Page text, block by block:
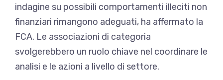
indagine su possibili comportamenti illeciti non
finanziari rimangono adeguati, ha affermato la
FCA. Le associazioni di categoria
svolgerebbero un ruolo chiave nel coordinare le
analisi e le azioni a livello di settore.